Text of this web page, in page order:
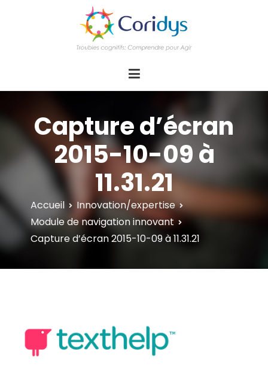
d'actions Information Accompagnement
Innovation/E­xpertise Formations autour des
Capture d’écran
2015-10-09 à
11.31.21
Accueil
Innovation/expertise
Module de navigation innovant
Capture d’écran 2015-10-09 à 11.31.21